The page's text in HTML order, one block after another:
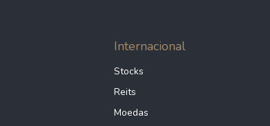
Internacional
Stocks
Reits
Moedas